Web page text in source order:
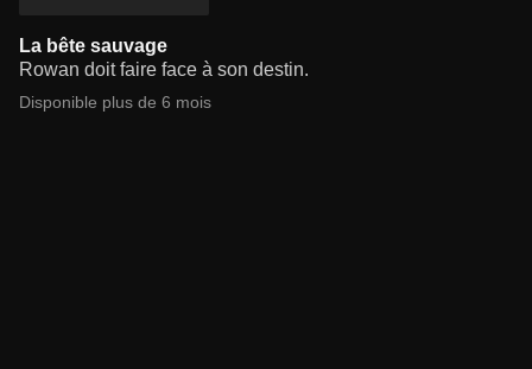
La bête sauvage
Rowan doit faire face à son destin.
Disponible plus de 6 mois